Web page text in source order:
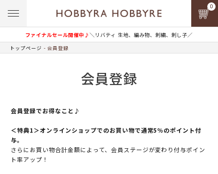
ファイナルセール開催中♪＼リバティ 生地、編み物、刺繍、刺し子／
0
トップページ 会員登録
会員登録
会員登録でお得なこと♪
＜特典1＞オンラインショップでのお買い物で通常5％のポイント付
与。
さらにお買い物合計金額によって、会員ステージが変わり付与ポイン
ト率アップ！